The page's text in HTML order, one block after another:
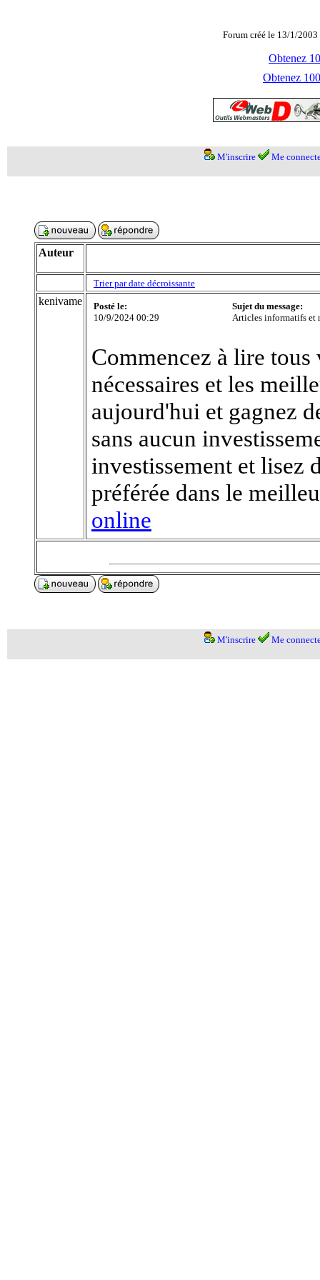
Forum créé le 13/1/
Obtenez
Obtenez
M'inscrire Me
Auteur
Trier par date décroissante
kenivame
Posté le:
10/9/2024 00:29
Sujet du message:
Articles informatifs et
Commencez à lire
nécessaires et les
aujourd'hui et gagnez
sans aucun
investissement et lisez
préférée dans le
online
M'inscrire Me